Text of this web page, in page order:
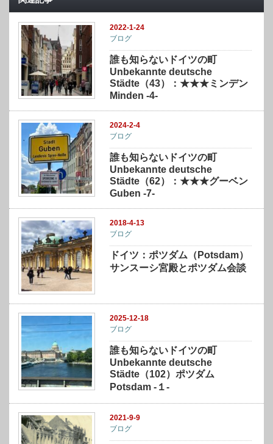
2022-1-24
ブログ
誰も知らないドイツの町
Unbekannte deutsche
Städte（43）：★★★ミンデン
Minden -4-
2024-2-4
ブログ
誰も知らないドイツの町
Unbekannte deutsche
Städte（62）：★★★グーベン
Guben -7-
2018-4-13
ブログ
ドイツ：ポツダム（Potsdam）
サンスーシ宮殿とポツダム会談
2025-12-18
ブログ
誰も知らないドイツの町
Unbekannte deutsche
Städte（102）ポツダム
Potsdam -１-
2021-9-9
ブログ